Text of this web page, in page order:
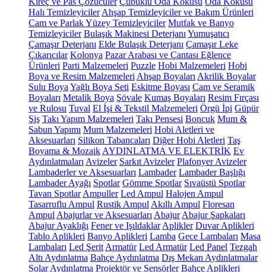
Halı Temizleyiciler Ahşap Temizleyiciler ve Bakım Ürünleri
Cam ve Parlak Yüzey Temizleyiciler Mutfak ve Banyo
Temizleyiciler Bulaşık Makinesi Deterjanı Yumuşatıcı
Çamaşır Deterjanı Elde Bulaşık Deterjanı Çamaşır Leke
Çıkarıcılar Kolonya Pazar Arabası ve Çantası Eğlence
Ürünleri Parti Malzemeleri Puzzle Hobi Malzemeleri Hobi
Boya ve Resim Malzemeleri Ahşap Boyaları Akrilik Boyalar
Sulu Boya Yağlı Boya Seti Eskitme Boyası Cam ve Seramik
Boyaları Metalik Boya Şövale Kumaş Boyaları Resim Fırçası
ve Rulosu Tuval El İşi & Tekstil Malzemeleri Örgü İpi Güpür
Şiş Takı Yapım Malzemeleri Takı Pensesi Boncuk Mum &
Sabun Yapımı Mum Malzemeleri Hobi Aletleri ve
Aksesuarları Silikon Tabancaları Diğer Hobi Aletleri Taş
Boyama & Mozaik AYDINLATMA VE ELEKTRİK Ev
Aydınlatmaları Avizeler Sarkıt Avizeler Plafonyer Avizeler
Lambaderler ve Aksesuarları Lambader Lambader Başlığı
Lambader Ayağı Spotlar Gömme Spotlar Sıvaüstü Spotlar
Tavan Spotlar Ampuller Led Ampul Halojen Ampul
Tasarruflu Ampul Rustik Ampul Akıllı Ampul Floresan
Ampul Abajurlar ve Aksesuarları Abajur Abajur Şapkaları
Abajur Ayaklığı Fener ve Işıldaklar Aplikler Duvar Aplikleri
Tablo Aplikleri Banyo Aplikleri Lamba Gece Lambaları Masa
Lambaları Led Şerit Armatür Led Armatür Led Panel Tezgah
Altı Aydınlatma Bahçe Aydınlatma Dış Mekan Aydınlatmalar
Solar Aydınlatma Projektör ve Sensörler Bahçe Aplikleri